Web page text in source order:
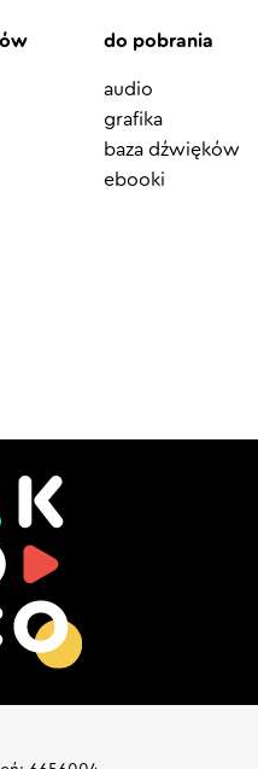
do pobrania
audio
grafika
baza dźwięków
ebooki